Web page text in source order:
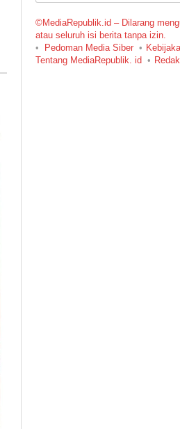
©MediaRepublik.id – Dilarang
atau seluruh isi berita tanpa izin.
Pedoman Media Siber
Tentang MediaRepublik. id